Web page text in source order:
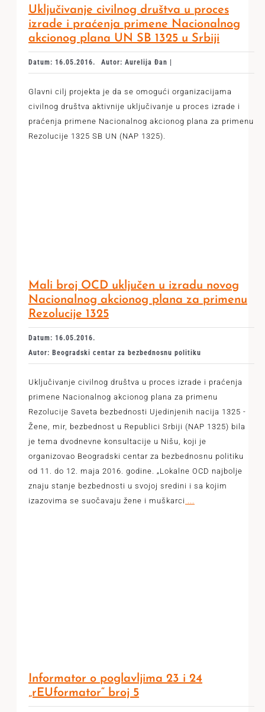
Uključivanje civilnog društva u proces
izrade i praćenja primene Nacionalnog
akcionog plana UN SB 1325 u Srbiji
Datum: 16.05.2016. Autor: Aurelija Đan |
Glavni cilj projekta je da se omogući organizacijama
civilnog društva aktivnije uključivanje u proces izrade i
praćenja primene Nacionalnog akcionog plana za primenu
Rezolucije 1325 SB UN (NAP 1325).
Mali broj OCD uključen u izradu novog
Nacionalnog akcionog plana za primenu
Rezolucije 1325
Datum: 16.05.2016.
Autor: Beogradski centar za bezbednosnu politiku
Uključivanje civilnog društva u proces izrade i praćenja
primene Nacionalnog akcionog plana za primenu
Rezolucije Saveta bezbednosti Ujedinjenih nacija 1325 -
Žene, mir, bezbednost u Republici Srbiji (NAP 1325) bila
je tema dvodnevne konsultacije u Nišu, koji je
organizovao Beogradski centar za bezbednosnu politiku
od 11. do 12. maja 2016. godine. „Lokalne OCD najbolje
znaju stanje bezbednosti u svojoj sredini i sa kojim
izazovima se suočavaju žene i muškarci ...
Informator o poglavljima 23 i 24
„rEUformator“ broj 5